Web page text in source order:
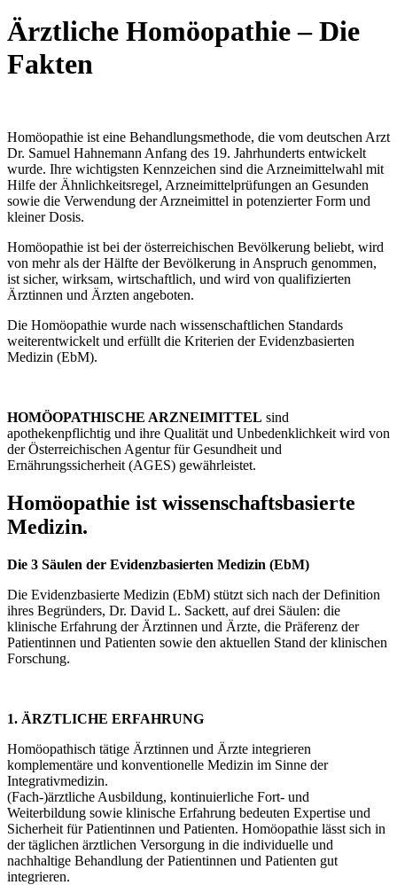
Ärztliche Homöopathie – Die
Fakten
Homöopathie ist eine Behandlungsmethode, die vom deutschen Arzt
Dr. Samuel Hahnemann Anfang des 19. Jahrhunderts entwickelt
wurde. Ihre wichtigsten Kennzeichen sind die Arzneimittelwahl mit
Hilfe der Ähnlichkeitsregel, Arzneimittelprüfungen an Gesunden
sowie die Verwendung der Arzneimittel in potenzierter Form und
kleiner Dosis.
Homöopathie ist bei der österreichischen Bevölkerung beliebt, wird
von mehr als der Hälfte der Bevölkerung in Anspruch genommen,
ist sicher, wirksam, wirtschaftlich, und wird von qualifizierten
Ärztinnen und Ärzten angeboten.
Die Homöopathie wurde nach wissenschaftlichen Standards
weiterentwickelt und erfüllt die Kriterien der Evidenzbasierten
Medizin (EbM).
HOMÖOPATHISCHE ARZNEIMITTEL sind
apothekenpflichtig und ihre Qualität und Unbedenklichkeit wird von
der Österreichischen Agentur für Gesundheit und
Ernährungssicherheit (AGES) gewährleistet.
Homöopathie ist wissenschaftsbasierte
Medizin.
Die 3 Säulen der Evidenzbasierten Medizin (EbM)
Die Evidenzbasierte Medizin (EbM) stützt sich nach der Definition
ihres Begründers, Dr. David L. Sackett, auf drei Säulen: die
klinische Erfahrung der Ärztinnen und Ärzte, die Präferenz der
Patientinnen und Patienten sowie den aktuellen Stand der klinischen
Forschung.
1. ÄRZTLICHE ERFAHRUNG
Homöopathisch tätige Ärztinnen und Ärzte integrieren
komplementäre und konventionelle Medizin im Sinne der
Integrativmedizin.
(Fach-)ärztliche Ausbildung, kontinuierliche Fort- und
Weiterbildung sowie klinische Erfahrung bedeuten Expertise und
Sicherheit für Patientinnen und Patienten. Homöopathie lässt sich in
der täglichen ärztlichen Versorgung in die individuelle und
nachhaltige Behandlung der Patientinnen und Patienten gut
integrieren.